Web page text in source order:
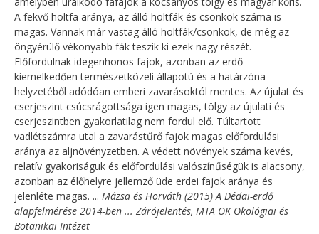
A fekvő holtfa aránya, az álló holtfák és csonkok száma is
magas. Vannak már vastag álló holtfák/csonkok, de még az
öngyérülő vékonyabb fák teszik ki ezek nagy részét.
Előfordulnak idegenhonos fajok, azonban az erdő
kiemelkedően természetközeli állapotú és a határzóna
helyzetéből adódóan emberi zavarásoktól mentes. Az újulat és
cserjeszint csúcsrágottsága igen magas, tölgy az újulati és
cserjeszintben gyakorlatilag nem fordul elő. Túltartott
vadlétszámra utal a zavarástűrő fajok magas előfordulási
aránya az aljnövényzetben. A védett növények száma kevés,
relatív gyakoriságuk és előfordulási valószínűségük is alacsony,
azonban az élőhelyre jellemző üde erdei fajok aránya és
jelenléte magas. ... Mázsa és Horváth (2015) A Dédai-erdő
alapfelmérése 2014-ben ... Zárójelentés, MTA ÖK Ökológiai és
Botanikai Intézet